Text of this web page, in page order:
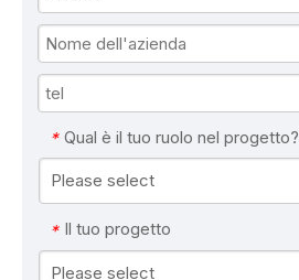
* Qual è il tuo ruolo nel progetto?
Please select
* Il tuo progetto
Please select